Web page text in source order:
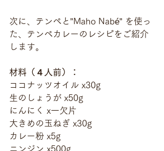
次に、テンペと”Maho Nabé” を使っ
た、テンペカレーのレシピをご紹介
します。
材料（４人前）：
ココナッツオイル x30g
生のしょうが x50g
にんにく x一欠片
大きめの玉ねぎ x30g
カレー粉 x5g
ニンジン x500g